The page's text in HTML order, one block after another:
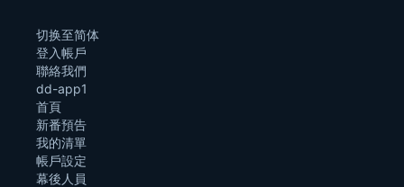
切换至简体
登入帳戶
聯絡我們
dd-app1
首頁
新番預告
我的清單
帳戶設定
幕後人員